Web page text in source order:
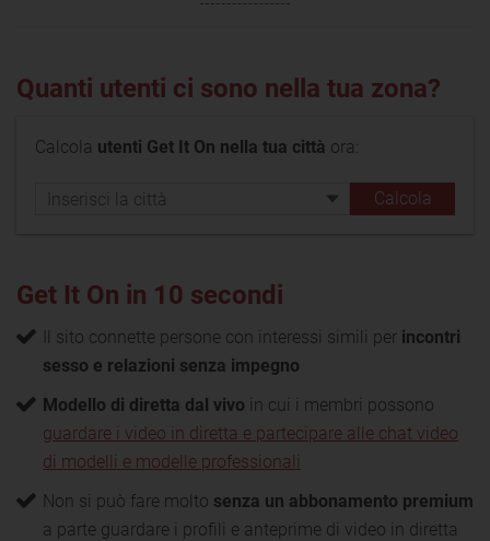
Quanti utenti ci sono nella tua zona?
Calcola utenti Get It On nella tua città ora:
Get It On in 10 secondi
Il sito connette persone con interessi simili per incontri
sesso e relazioni senza impegno
Modello di diretta dal vivo in cui i membri possono
guardare i video in diretta e partecipare alle chat video
di modelli e modelle professionali
Non si può fare molto senza un abbonamento premium
a parte guardare i profili e anteprime di video in diretta